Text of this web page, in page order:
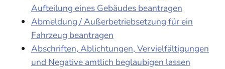
Aufteilung eines Gebäudes beantragen
Abmeldung / Außerbetriebsetzung für ein
Fahrzeug beantragen
Abschriften, Ablichtungen, Vervielfältigungen
und Negative amtlich beglaubigen lassen